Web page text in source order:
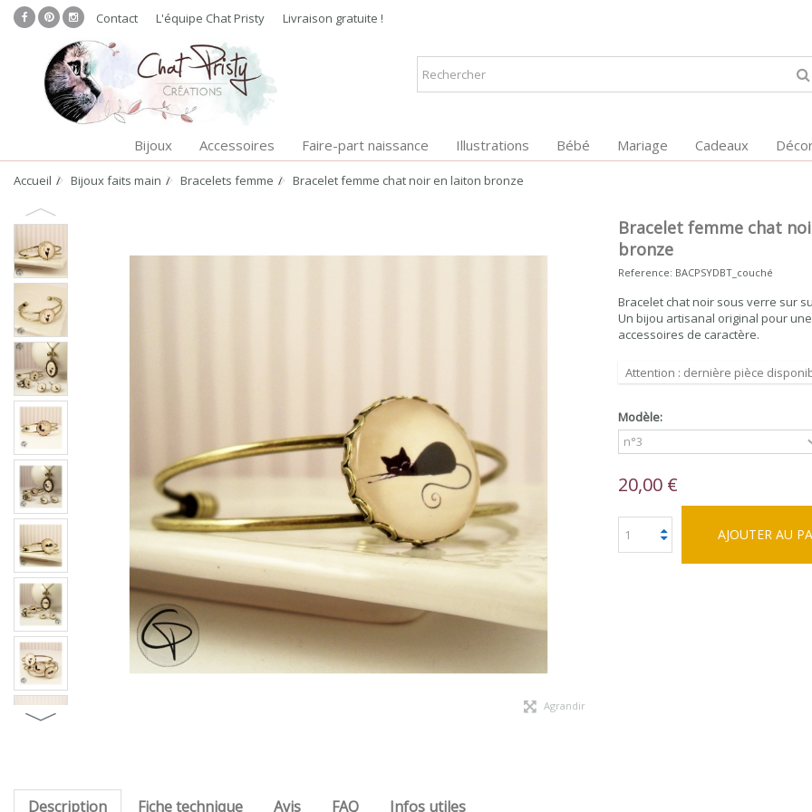
Contact L'équipe Chat Pristy Livraison gratuite !
Bijoux Accessoires Faire-part naissance Illustrations Bébé Mariage Cadeaux
Accueil Bijoux faits main Bracelets femme Bracelet femme chat noir en laiton bronze
Agrandir
Bracelet femme chat
bronze
Reference: BACPSYDBT_couché
Bracelet chat noir sous verre sur
Un bijou artisanal original pour
accessoires de caractère.
Attention : dernière pièce
Modèle:
20,00 €
AJOUTER AU
Description Fiche technique Avis FAQ Infos utiles